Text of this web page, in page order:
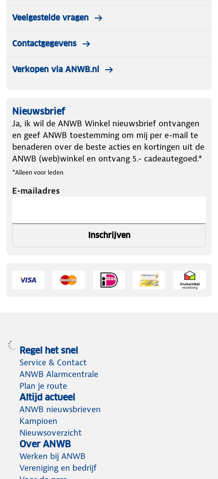
Veelgestelde vragen
Contactgegevens
Verkopen via ANWB.nl
Nieuwsbrief
Ja, ik wil de ANWB Winkel nieuwsbrief ontvangen
en geef ANWB toestemming om mij per e-mail te
benaderen over de beste acties en kortingen uit de
ANWB (web)winkel en ontvang 5.- cadeautegoed.*
*Alleen voor leden
E-mailadres
Inschrijven
Regel het snel
Service & Contact
ANWB Alarmcentrale
Plan je route
Altijd actueel
ANWB nieuwsbrieven
Kampioen
Nieuwsoverzicht
Over ANWB
Werken bij ANWB
Vereniging en bedrijf